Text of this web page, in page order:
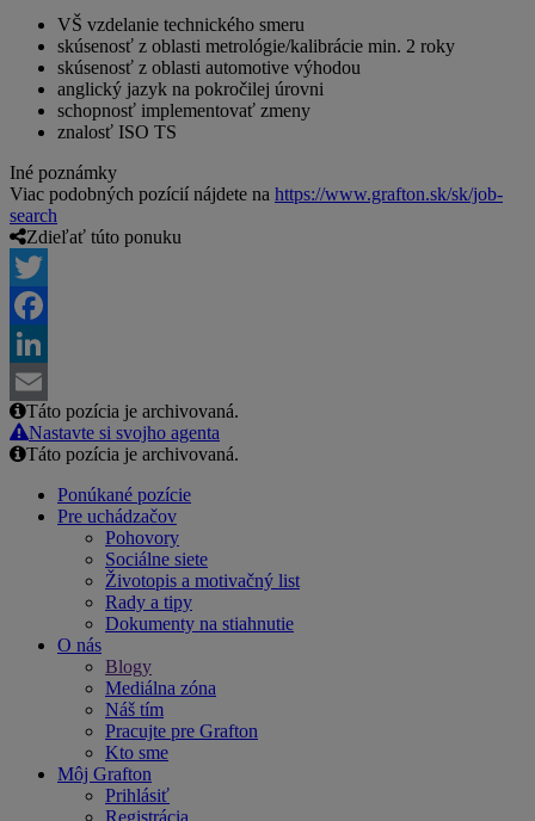
VŠ vzdelanie technického smeru
skúsenosť z oblasti metrológie/kalibrácie min. 2 roky
skúsenosť z oblasti automotive výhodou
anglický jazyk na pokročilej úrovni
schopnosť implementovať zmeny
znalosť ISO TS
Iné poznámky
Viac podobných pozícií nájdete na https://www.grafton.sk/sk/job-
search
Zdieľať túto ponuku
Twitter
Facebook
LinkedIn
Email
Táto pozícia je archivovaná.
Nastavte si svojho agenta
Táto pozícia je archivovaná.
Ponúkané pozície
Pre uchádzačov
Pohovory
Sociálne siete
Životopis a motivačný list
Rady a tipy
Dokumenty na stiahnutie
O nás
Blogy
Mediálna zóna
Náš tím
Pracujte pre Grafton
Kto sme
Môj Grafton
Prihlásiť